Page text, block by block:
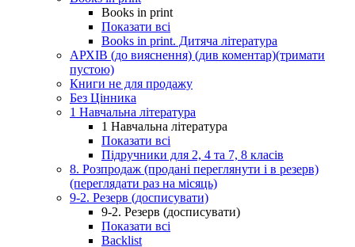
Books in print
Показати всі
Books in print. Дитяча література
АРХІВ (до вияснення) (див коментар)(тримати
пустою)
Книги не для продажу
Без Цінника
1 Навчальна література
1 Навчальна література
Показати всі
Підручники для 2, 4 та 7, 8 класів
8. Розпродаж (продані переглянути і в резерв)
(переглядати раз на місяць)
9-2. Резерв (досписувати)
9-2. Резерв (досписувати)
Показати всі
Backlist